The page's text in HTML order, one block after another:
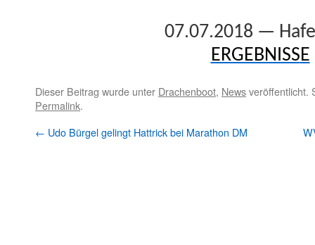
07.07.2018 —
ERGEBNISSE
Dieser Beitrag wurde unter Drachenboot, Newsveröffentlicht.
Permalink.
← Udo Bürgel gelingt Hattrick bei Marathon DM